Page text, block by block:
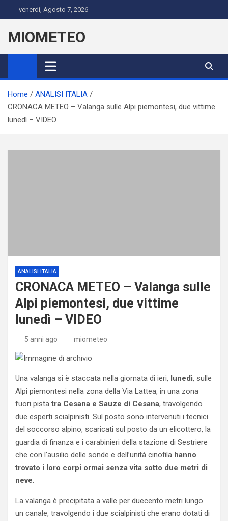
to
content
venerdì, Agosto 7, 2026
MIOMETEO
Home
ANALISI ITALIA
CRONACA METEO – Valanga sulle Alpi piemontesi, due vittime
lunedì – VIDEO
ANALISI ITALIA
CRONACA METEO – Valanga sulle
Alpi piemontesi, due vittime
lunedì – VIDEO
5 anni ago miometeo
Una valanga si è staccata nella giornata di ieri, lunedì, sulle
Alpi piemontesi nella zona della Via Lattea, in una zona
fuori pistatra Cesana e Sauze di Cesana, travolgendo
due esperti scialpinisti. Sul posto sono intervenuti i tecnici
del soccorso alpino, scaricati sul posto da un elicottero, la
guardia di finanza e i carabinieri della stazione di Sestriere
che con l’ausilio delle sonde e dell’unità cinofila hanno
trovato i loro corpi ormai senza vita sotto due metri di
neve.
La valanga è precipitata a valle per duecento metri lungo
un canale, travolgendo i due scialpinisti che erano dotati di